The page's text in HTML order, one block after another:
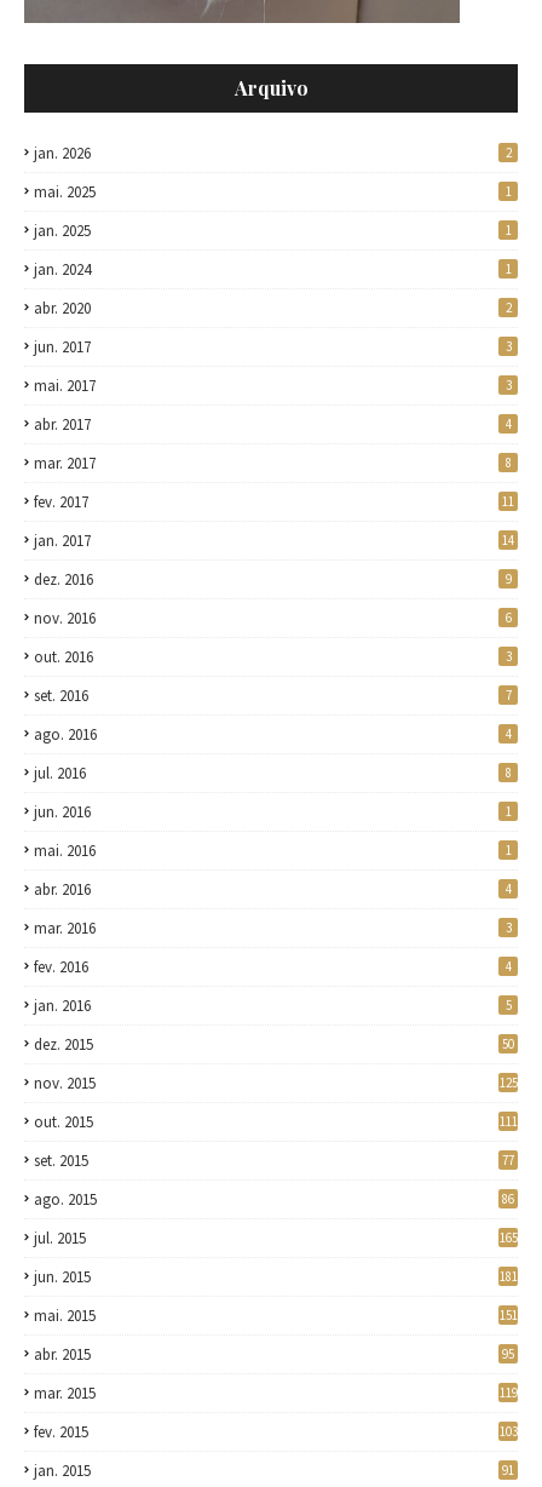
Arquivo
jan. 2026 2
mai. 2025 1
jan. 2025 1
jan. 2024 1
abr. 2020 2
jun. 2017 3
mai. 2017 3
abr. 2017 4
mar. 2017 8
fev. 2017 11
jan. 2017 14
dez. 2016 9
nov. 2016 6
out. 2016 3
set. 2016 7
ago. 2016 4
jul. 2016 8
jun. 2016 1
mai. 2016 1
abr. 2016 4
mar. 2016 3
fev. 2016 4
jan. 2016 5
dez. 2015 50
nov. 2015 125
out. 2015 111
set. 2015 77
ago. 2015 86
jul. 2015 165
jun. 2015 181
mai. 2015 151
abr. 2015 95
mar. 2015 119
fev. 2015 103
jan. 2015 91